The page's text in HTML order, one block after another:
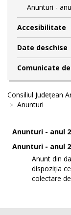
Anunturi -
Accesibilitate
Date deschise
Comunicate
Consiliul Județean
Anunturi
Anunturi - anul
Anunturi - anul
Anunt din
dispoziția
colectare